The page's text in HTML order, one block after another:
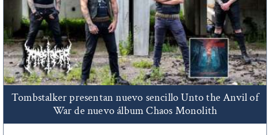
Tombstalker presentan nuevo sencillo Unto the Anvil of
War de nuevo álbum Chaos Monolith